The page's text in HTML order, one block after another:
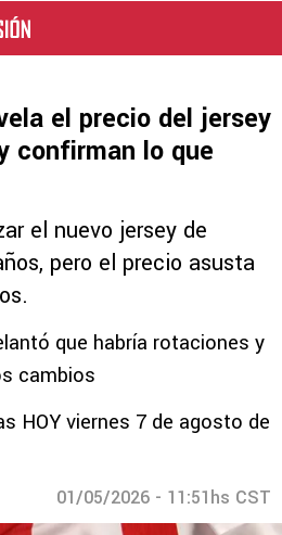
el precio del jersey
confirman lo que
el nuevo jersey de
pero el precio asusta
que habría rotaciones y
cambios
HOY viernes 7 de agosto de
01/05/2026 - 11:51hs CST